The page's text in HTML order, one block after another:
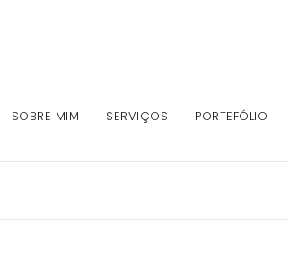
SOBRE MIM SERVIÇOS PORTEFÓLIO